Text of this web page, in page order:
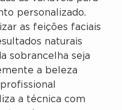
personalizado.
as feições faciais
naturais
sobrancelha seja
a beleza
a técnica com